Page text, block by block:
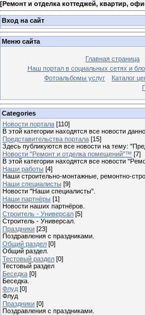
[Ремонт и отделка коттеджей, квартир,
Вход на сайт
Меню сайта
Главная страница
Наш портал в социальных сетях и
Фотоальбомы услуг
Каталог
Categories
Новости портала [110]
В этой категории находятся все новости
Представительства портала [15]
Здесь публикуются все новости на тему:
Новости "Ремонт и отделка помещений"™ [7]
В этой категории находятся все новости
Наши работы [4]
Наши строительно-монтажные, ремонтно-
Наши специалисты [9]
Новости "Наши специалисты".
Наши партнёры [1]
Новости наших партнёров.
Строитель - Универсал [5]
Строитель - Универсал.
Праздники [23]
Поздравления с праздниками.
Общий раздел [0]
Общий раздел.
Тестовый раздел [0]
Тестовый раздел
Беседка [0]
Беседка.
Флуд [0]
Флуд
Праздники [0]
Поздравления с праздниками.